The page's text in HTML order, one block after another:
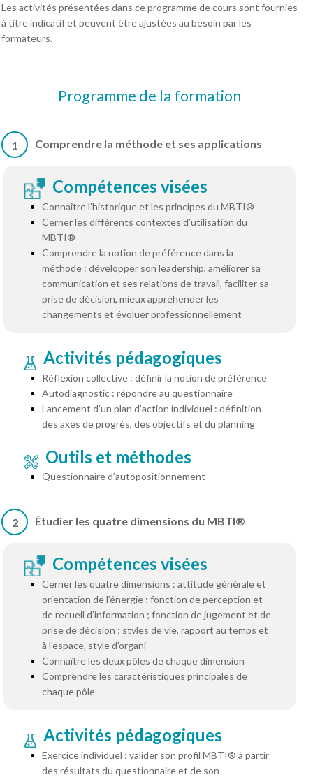
Les activités présentées dans ce programme de cours sont fournies
à titre indicatif et peuvent être ajustées au besoin par les
formateurs.
Programme de la formation
1 Comprendre la méthode et ses applications
Compétences visées
Connaître l’historique et les principes du MBTI®
Cerner les différents contextes d’utilisation du
MBTI®
Comprendre la notion de préférence dans la
méthode : développer son leadership, améliorer sa
communication et ses relations de travail, faciliter sa
prise de décision, mieux appréhender les
changements et évoluer professionnellement
Activités pédagogiques
Réflexion collective : définir la notion de préférence
Autodiagnostic : répondre au questionnaire
Lancement d’un plan d’action individuel : définition
des axes de progrès, des objectifs et du planning
Outils et méthodes
Questionnaire d’autopositionnement
2 Étudier les quatre dimensions du MBTI®
Compétences visées
Cerner les quatre dimensions : attitude générale et
orientation de l’énergie ; fonction de perception et
de recueil d’information ; fonction de jugement et de
prise de décision ; styles de vie, rapport au temps et
à l’espace, style d’organi
Connaître les deux pôles de chaque dimension
Comprendre les caractéristiques principales de
chaque pôle
Activités pédagogiques
Exercice individuel : valider son profil MBTI® à partir
des résultats du questionnaire et de son